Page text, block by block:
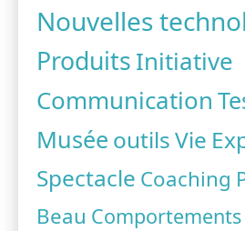
Nouvelles
ProduitsInitiative
Communication
Musée outilsVie
Spectacle Coaching
Beau Comportements